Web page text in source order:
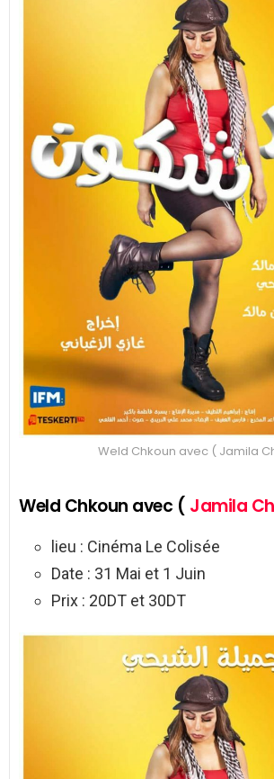
Weld Chkoun avec ( Jamila
Weld Chkoun avec ( Jamila
lieu : Cinéma Le Colisée
Date : 31 Mai et 1 Juin
Prix : 20DT et 30DT